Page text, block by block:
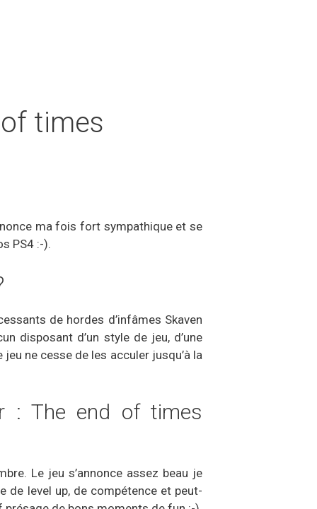
times
ma fois fort sympathique et se
PS4 :-).
de hordes d’infâmes Skaven
disposant d’un style de jeu, d’une
ne cesse de les acculer jusqu’à la
: The end of times
Le jeu s’annonce assez beau je
de level up, de compétence et peut-